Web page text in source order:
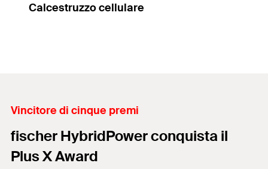
Calcestruzzo cellulare
Vincitore di cinque premi
fischer HybridPower conquista il
Plus X Award